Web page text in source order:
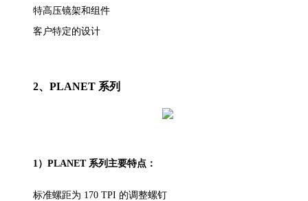
特高压镜架和组件
客户特定的设计
2、PLANET 系列
1）PLANET 系列主要特点：
标准螺距为 170 TPI 的调整螺钉